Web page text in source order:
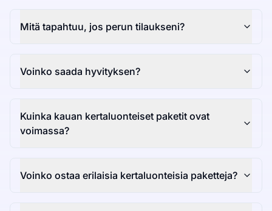
Mitä tapahtuu, jos perun tilaukseni?
Voinko saada hyvityksen?
Kuinka kauan kertaluonteiset paketit ovat
voimassa?
Voinko ostaa erilaisia kertaluonteisia paketteja?